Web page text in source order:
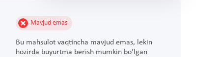
Mavjud emas
Bu mahsulot vaqtincha mavjud emas, lekin
hozirda buyurtma berish mumkin bo'lgan